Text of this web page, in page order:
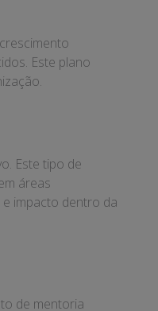
Este plano
Este tipo de
áreas
impacto dentro da
de mentoria